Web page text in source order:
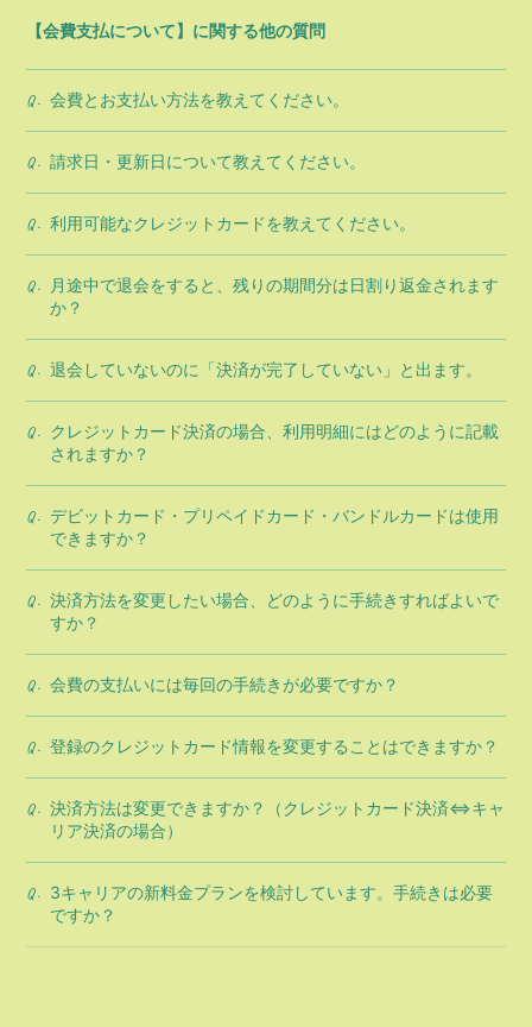
【会費支払について】に関する他の質問
Q. 会費とお支払い方法を教えてください。
Q. 請求日・更新日について教えてください。
Q. 利用可能なクレジットカードを教えてください。
Q.
月途中で退会をすると、残りの期間分は日割り返金されます
か？
Q. 退会していないのに「決済が完了していない」と出ます。
Q. クレジットカード決済の場合、利用明細にはどのように記載
されますか？
Q. デビットカード・プリペイドカード・バンドルカードは使用
できますか？
Q. 決済方法を変更したい場合、どのように手続きすればよいで
すか？
Q. 会費の支払いには毎回の手続きが必要ですか？
Q. 登録のクレジットカード情報を変更することはできますか？
Q. 決済方法は変更できますか？（クレジットカード決済⇔キャ
リア決済の場合）
Q. 3キャリアの新料金プランを検討しています。手続きは必要
ですか？